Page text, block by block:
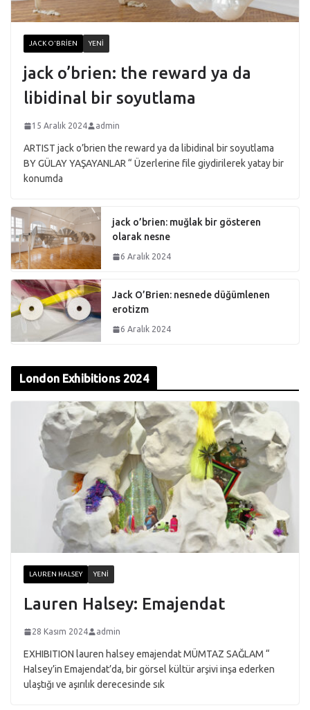
JACK O'BRIEN YENI
jack o’brien: the reward ya da
libidinal bir soyutlama
15 Aralık 2024 admin
ARTIST jack o’brien the reward ya da libidinal bir soyutlama
BY GÜLAY YAŞAYANLAR “ Üzerlerine file giydirilerek yatay bir
konumda
jack o’brien: muğlak bir gösteren
olarak nesne
6 Aralık 2024
Jack O’Brien: nesnede düğümlenen
erotizm
6 Aralık 2024
London Exhibitions 2024
LAUREN HALSEY YENI
Lauren Halsey: Emajendat
28 Kasım 2024 admin
EXHIBITION lauren halsey emajendat MÜMTAZ SAĞLAM “
Halsey’in Emajendat’da, bir görsel kültür arşivi inşa ederken
ulaştığı ve aşırılık derecesinde sık